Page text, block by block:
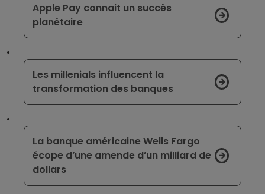
Apple Pay connait un succès
planétaire
Les millenials influencent la
transformation des banques
La banque américaine Wells Fargo
écope d’une amende d’un milliard de
dollars